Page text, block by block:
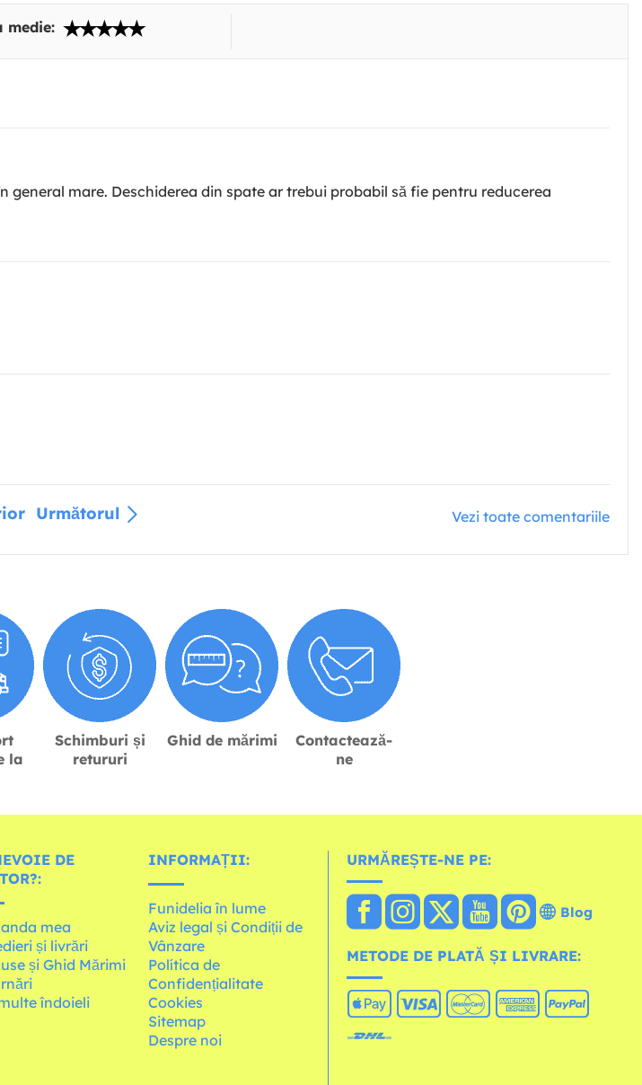
medie:
general mare. Deschiderea din spate ar trebui probabil să fie pentru reducerea
Următorul Vezi toate comentariile
la
Schimburi și
retururi
Ghid de mărimi
Contactează-
ne
DE
mea
și livrări
și Ghid Mărimi
îndoieli
INFORMAȚII:
Funidelia în lume
Aviz legal și Condiții de
Vânzare
Política de
Confidențialitate
Cookies
Sitemap
Despre noi
URMĂREȘTE-NE PE:
Blog
METODE DE PLATĂ ȘI LIVRARE: